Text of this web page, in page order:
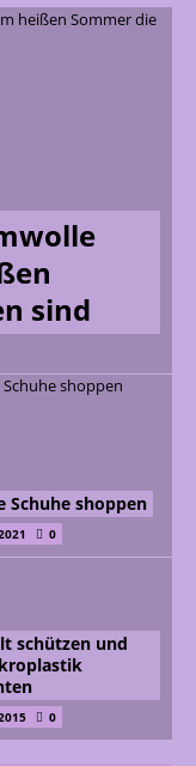
sind
Schuhe shoppen
0
schützen und
0